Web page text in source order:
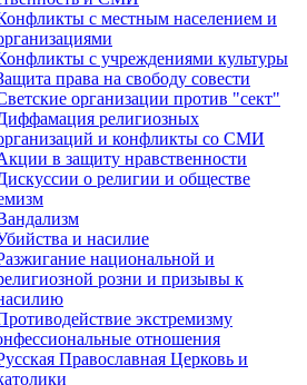
с местным населением и
с учреждениями культуры
права на свободу совести
организации против "сект"
религиозных
и конфликты со СМИ
в защиту нравственности
о религии и обществе
и насилие
национальной и
розни и призывы к
экстремизму
отношения
Православная Церковь и